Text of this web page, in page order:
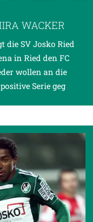
WACKER
die SV Josko Ried
in Ried den FC
wollen an die
Serie geg